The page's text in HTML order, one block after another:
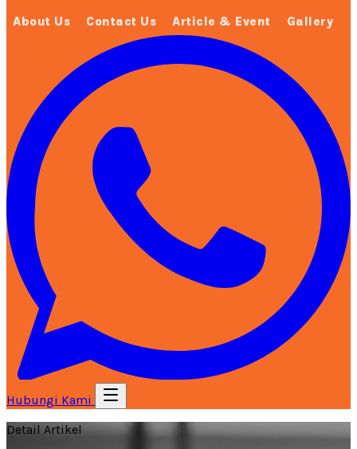
About Us Contact Us Article & Event Gallery
Hubungi Kami
Detail Artikel